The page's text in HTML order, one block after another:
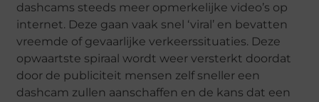
dashcams steeds meer opmerkelijke video’s op
internet. Deze gaan vaak snel ‘viral’ en bevatten
vreemde of gevaarlijke verkeerssituaties. Deze
opwaartste spiraal wordt weer versterkt doordat
door de publiciteit mensen zelf sneller een
dashcam zullen aanschaffen en de kans dat een